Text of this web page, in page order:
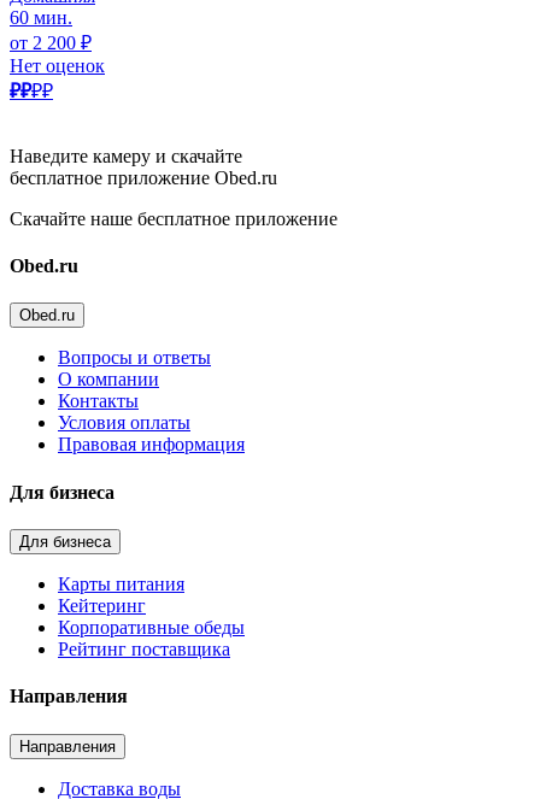
60 мин.
от 2 200 ₽
Нет оценок
₽₽₽₽
Наведите камеру и скачайте
бесплатное приложение Obed.ru
Скачайте наше бесплатное приложение
Obed.ru
Obed.ru
Вопросы и ответы
О компании
Контакты
Условия оплаты
Правовая информация
Для бизнеса
Для бизнеса
Карты питания
Кейтеринг
Корпоративные обеды
Рейтинг поставщика
Направления
Направления
Доставка воды